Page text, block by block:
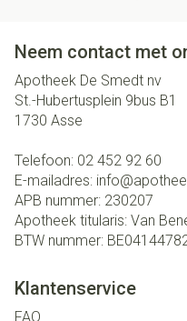
Neem contact met
Apotheek De Smedt nv
St.-Hubertusplein 9bus B1
1730 Asse
Telefoon: 02 452 92 60
E-mailadres: info@
APB nummer: 230207
Apotheek titularis: Van
BTW nummer:
Klantenservice
FAQ